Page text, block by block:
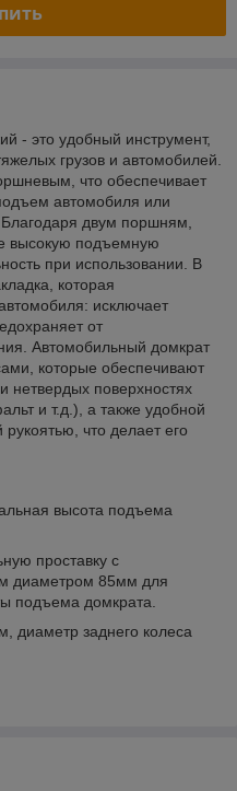
- это удобный инструмент,
грузов и автомобилей.
что обеспечивает
автомобиля или
Благодаря двум поршням,
высокую подъемную
при использовании. В
которая
исключает
от
Автомобильный домкрат
которые обеспечивают
нетвердых поверхностях
и т.д.), а также удобной
что делает его
высота подъема
проставку с
диаметром 85мм для
подъема домкрата.
диаметр заднего колеса